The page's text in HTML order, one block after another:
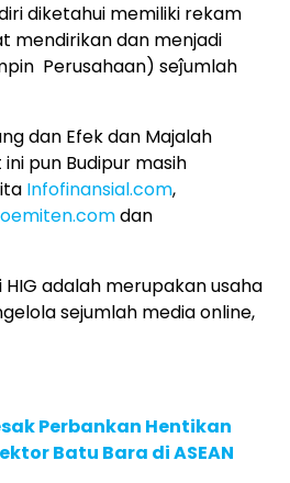
diketahui memiliki rekam
mendirikan dan menjadi
Perusahaan) seĵumlah
dan Efek dan Majalah
pun Budipur masih
Infofinansial.com,
dan
adalah merupakan usaha
sejumlah media online,
Perbankan Hentikan
Batu Bara di ASEAN